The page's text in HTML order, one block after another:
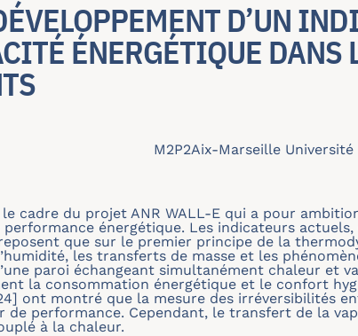
D’UN
ÉNERGÉTIQUE DANS
M2P2Aix-Marseille Université
le cadre du projet ANR WALL-E qui a pour
énergétique. Les indicateurs
que sur le premier principe de la
les transferts de masse et les
paroi échangeant simultanément chaleur et
la consommation énergétique et le confort
ont montré que la mesure des irréversibilités
performance. Cependant, le transfert de la
à la chaleur.